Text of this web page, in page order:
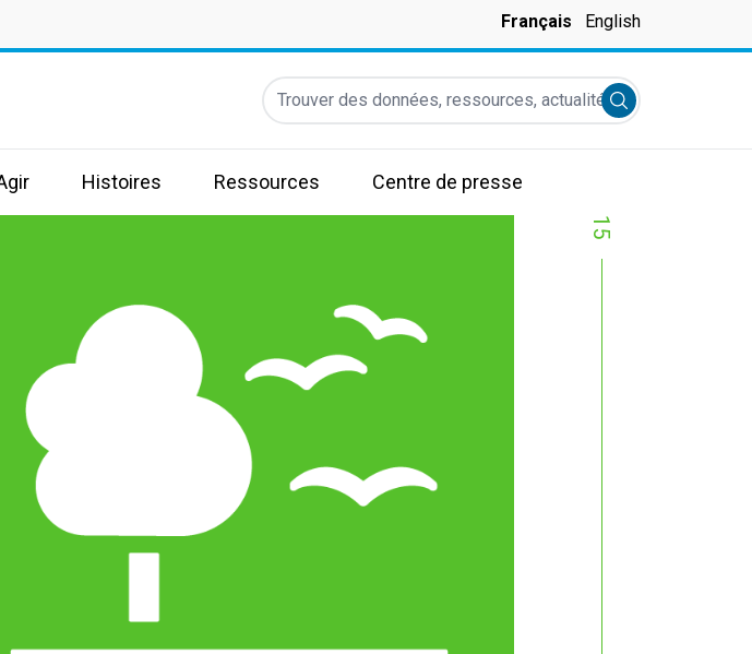
Français English
Trouver des données, ressources, actualités et autres
Submit search
Histoires Ressources Centre de presse
15